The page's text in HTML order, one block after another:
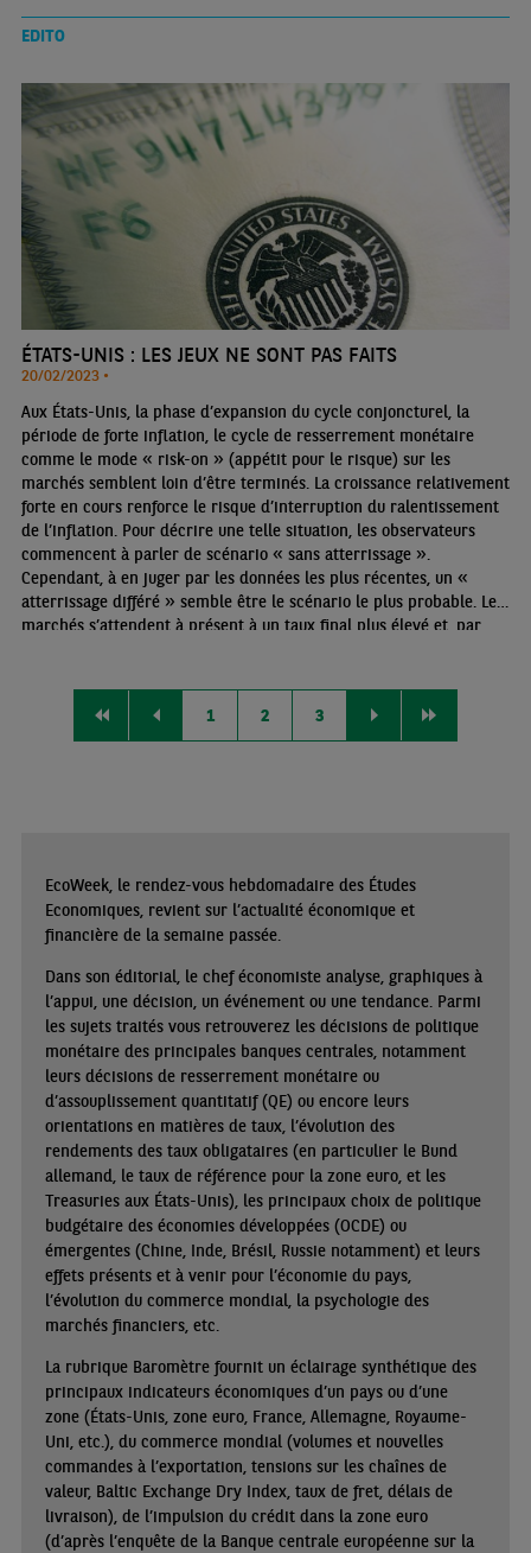
EDITO
ÉTATS-UNIS : LES JEUX NE SONT PAS FAITS
20/02/2023 •
Aux États-Unis, la phase d’expansion du cycle conjoncturel, la
période de forte inflation, le cycle de resserrement monétaire
comme le mode « risk-on » (appétit pour le risque) sur les
marchés semblent loin d’être terminés. La croissance relativement
forte en cours renforce le risque d’interruption du ralentissement
de l’inflation. Pour décrire une telle situation, les observateurs
commencent à parler de scénario « sans atterrissage ».
Cependant, à en juger par les données les plus récentes, un «
atterrissage différé » semble être le scénario le plus probable. Les
marchés s’attendent à présent à un taux final plus élevé et, par
atterrissage agité.
1
2 3
EcoWeek, le rendez-vous hebdomadaire des Études
Economiques, revient sur l’actualité économique et
financière de la semaine passée.
Dans son éditorial, le chef économiste analyse, graphiques à
l’appui, une décision, un événement ou une tendance. Parmi
les sujets traités vous retrouverez les décisions de politique
monétaire des principales banques centrales, notamment
leurs décisions de resserrement monétaire ou
d’assouplissement quantitatif (QE) ou encore leurs
orientations en matières de taux, l’évolution des
rendements des taux obligataires (en particulier le Bund
allemand, le taux de référence pour la zone euro, et les
Treasuries aux États-Unis), les principaux choix de politique
budgétaire des économies développées (OCDE) ou
émergentes (Chine, Inde, Brésil, Russie notamment) et leurs
effets présents et à venir pour l’économie du pays,
l’évolution du commerce mondial, la psychologie des
marchés financiers, etc.
La rubrique Baromètre fournit un éclairage synthétique des
principaux indicateurs économiques d’un pays ou d’une
zone (États-Unis, zone euro, France, Allemagne, Royaume-
Uni, etc.), du commerce mondial (volumes et nouvelles
commandes à l’exportation, tensions sur les chaînes de
valeur, Baltic Exchange Dry Index, taux de fret, délais de
livraison), de l’impulsion du crédit dans la zone euro
(d’après l’enquête de la Banque centrale européenne sur la